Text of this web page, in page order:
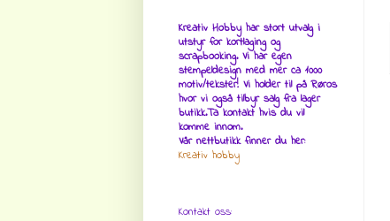
Kreativ Hobby har stort utvalg i
utstyr for kortlaging og
scrapbooking. Vi har egen
stempeldesign med mer ca 1000
motiv/tekster! Vi holder til på Røros
hvor vi også tilbyr salg fra lager
butikk.Ta kontakt hvis du vil
komme innom.
Vår nettbutikk finner du her:
Kreativ hobby
Kontakt oss: